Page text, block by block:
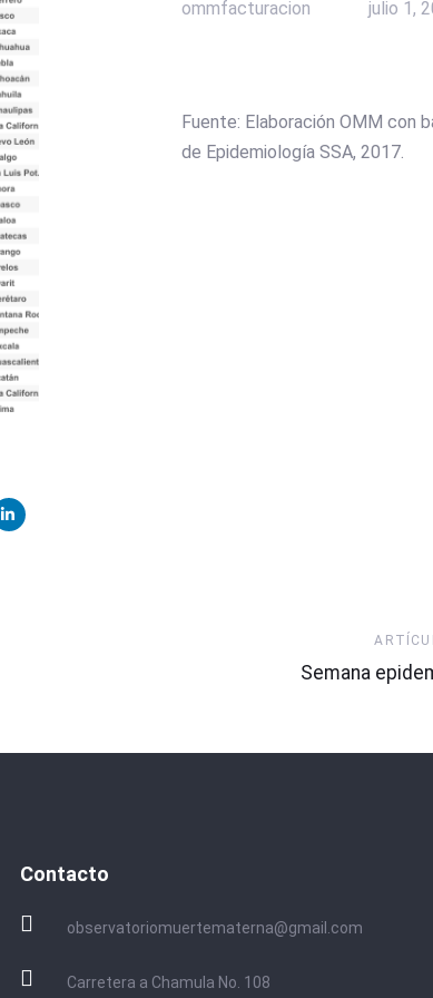
ommfacturacion julio 1,
Fuente: Elaboración OMM con
de Epidemiología SSA, 2017.
Siguiente
Semana
Contacto
observatoriomuertematerna@gmail.com
Carretera a Chamula No. 108